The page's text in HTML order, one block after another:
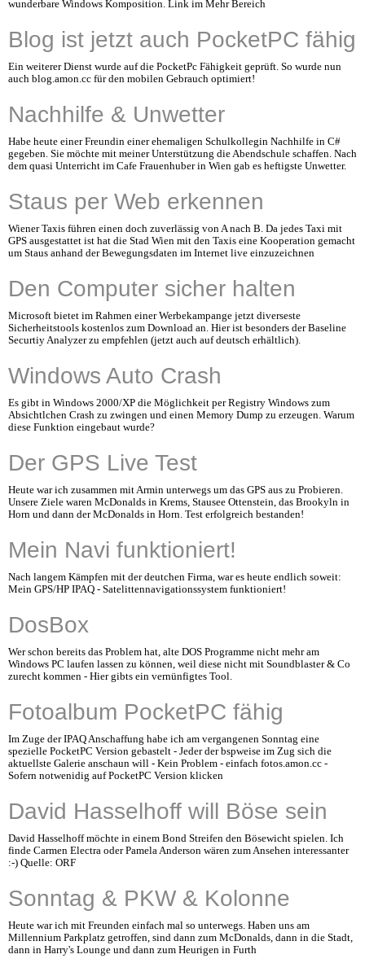
wunderbare Windows Komposition. Link im Mehr Bereich
Blog ist jetzt auch PocketPC fähig
Ein weiterer Dienst wurde auf die PocketPc Fähigkeit geprüft. So wurde nun
auch blog.amon.cc für den mobilen Gebrauch optimiert!
Nachhilfe & Unwetter
Habe heute einer Freundin einer ehemaligen Schulkollegin Nachhilfe in C#
gegeben. Sie möchte mit meiner Unterstützung die Abendschule schaffen. Nach
dem quasi Unterricht im Cafe Frauenhuber in Wien gab es heftigste Unwetter.
Staus per Web erkennen
Wiener Taxis führen einen doch zuverlässig von A nach B. Da jedes Taxi mit
GPS ausgestattet ist hat die Stad Wien mit den Taxis eine Kooperation gemacht
um Staus anhand der Bewegungsdaten im Internet live einzuzeichnen
Den Computer sicher halten
Microsoft bietet im Rahmen einer Werbekampange jetzt diverseste
Sicherheitstools kostenlos zum Download an. Hier ist besonders der Baseline
Securtiy Analyzer zu empfehlen (jetzt auch auf deutsch erhältlich).
Windows Auto Crash
Es gibt in Windows 2000/XP die Möglichkeit per Registry Windows zum
Absichtlchen Crash zu zwingen und einen Memory Dump zu erzeugen. Warum
diese Funktion eingebaut wurde?
Der GPS Live Test
Heute war ich zusammen mit Armin unterwegs um das GPS aus zu Probieren.
Unsere Ziele waren McDonalds in Krems, Stausee Ottenstein, das Brookyln in
Horn und dann der McDonalds in Horn. Test erfolgreich bestanden!
Mein Navi funktioniert!
Nach langem Kämpfen mit der deutchen Firma, war es heute endlich soweit:
Mein GPS/HP IPAQ - Satelittennavigationssystem funktioniert!
DosBox
Wer schon bereits das Problem hat, alte DOS Programme nicht mehr am
Windows PC laufen lassen zu können, weil diese nicht mit Soundblaster & Co
zurecht kommen - Hier gibts ein vernünfigtes Tool.
Fotoalbum PocketPC fähig
Im Zuge der IPAQ Anschaffung habe ich am vergangenen Sonntag eine
spezielle PocketPC Version gebastelt - Jeder der bspweise im Zug sich die
aktuellste Galerie anschaun will - Kein Problem - einfach fotos.amon.cc -
Sofern notwenidig auf PocketPC Version klicken
David Hasselhoff will Böse sein
David Hasselhoff möchte in einem Bond Streifen den Bösewicht spielen. Ich
finde Carmen Electra oder Pamela Anderson wären zum Ansehen interessanter
:-) Quelle: ORF
Sonntag & PKW & Kolonne
Heute war ich mit Freunden einfach mal so unterwegs. Haben uns am
Millennium Parkplatz getroffen, sind dann zum McDonalds, dann in die Stadt,
dann in Harry's Lounge und dann zum Heurigen in Furth